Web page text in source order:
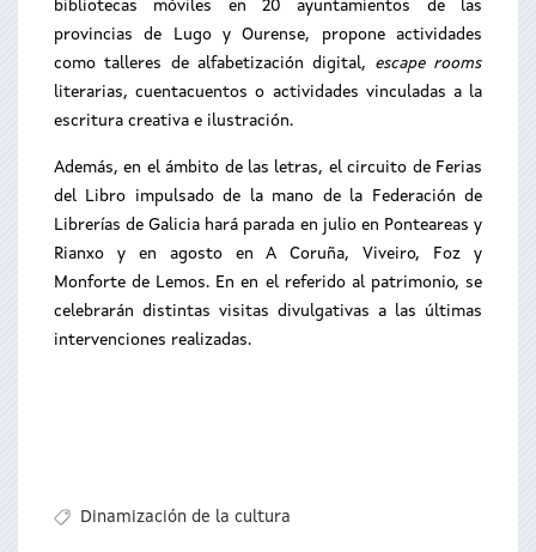
bibliotecas móviles en 20 ayuntamientos de las
provincias de Lugo y Ourense, propone actividades
como talleres de alfabetización digital, escape rooms
literarias, cuentacuentos o actividades vinculadas a la
escritura creativa e ilustración.
Además, en el ámbito de las letras, el circuito de Ferias
del Libro impulsado de la mano de la Federación de
Librerías de Galicia hará parada en julio en Ponteareas y
Rianxo y en agosto en A Coruña, Viveiro, Foz y
Monforte de Lemos. En en el referido al patrimonio, se
celebrarán distintas visitas divulgativas a las últimas
intervenciones realizadas.
Dinamización de la cultura